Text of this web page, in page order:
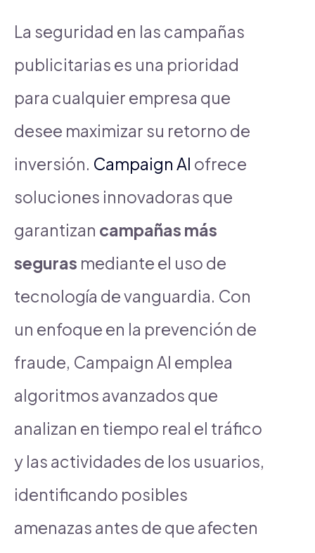
La seguridad en las campañas
publicitarias es una prioridad
para cualquier empresa que
desee maximizar su retorno de
inversión. Campaign AI ofrece
soluciones innovadoras que
garantizan campañas más
seguras mediante el uso de
tecnología de vanguardia. Con
un enfoque en la prevención de
fraude, Campaign AI emplea
algoritmos avanzados que
analizan en tiempo real el tráfico
y las actividades de los usuarios,
identificando posibles
amenazas antes de que afecten